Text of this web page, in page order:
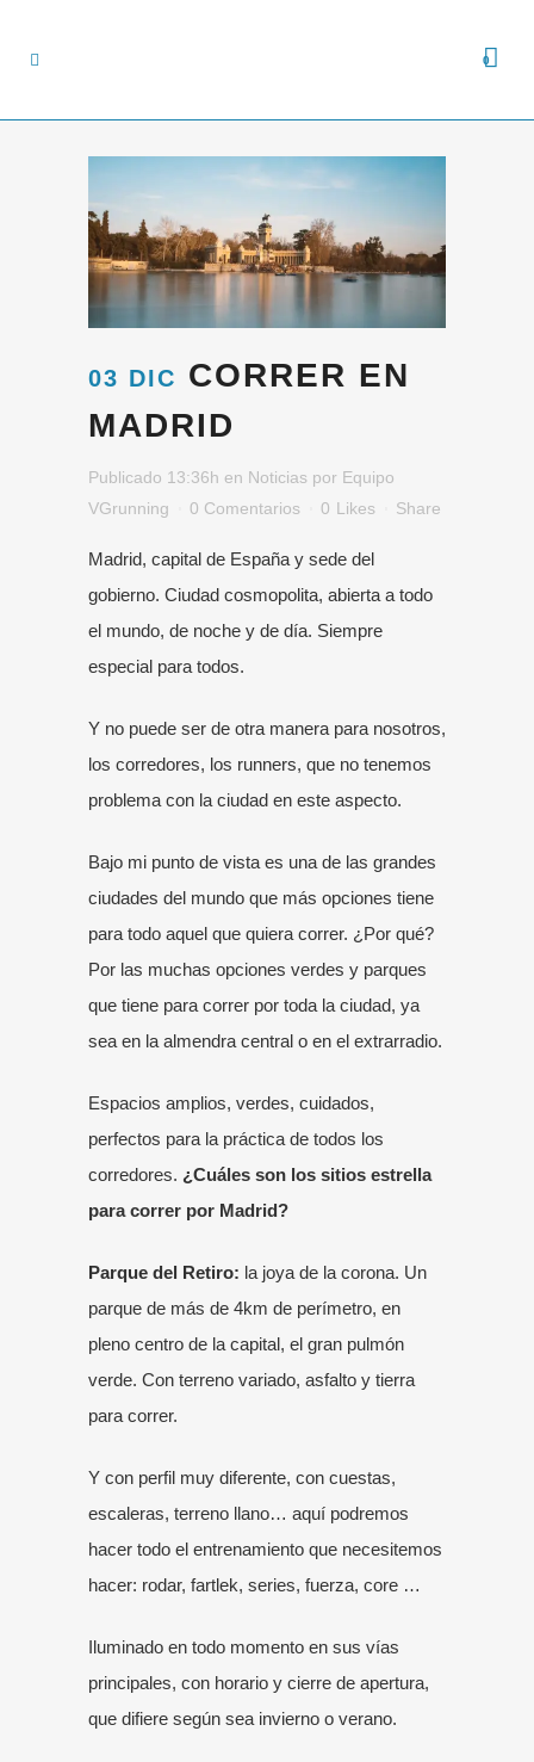
0
03 DIC CORRER EN
MADRID
Publicado 13:36h en Noticias por Equipo
VGrunning
0 Comentarios 0 Likes Share
Madrid, capital de España y sede del
gobierno. Ciudad cosmopolita, abierta a todo
el mundo, de noche y de día. Siempre
especial para todos.
Y no puede ser de otra manera para nosotros,
los corredores, los runners, que no tenemos
problema con la ciudad en este aspecto.
Bajo mi punto de vista es una de las grandes
ciudades del mundo que más opciones tiene
para todo aquel que quiera correr. ¿Por qué?
Por las muchas opciones verdes y parques
que tiene para correr por toda la ciudad, ya
sea en la almendra central o en el extrarradio.
Espacios amplios, verdes, cuidados,
perfectos para la práctica de todos los
corredores. ¿Cuáles son los sitios estrella
para correr por Madrid?
Parque del Retiro: la joya de la corona. Un
parque de más de 4km de perímetro, en
pleno centro de la capital, el gran pulmón
verde. Con terreno variado, asfalto y tierra
para correr.
Y con perfil muy diferente, con cuestas,
escaleras, terreno llano… aquí podremos
hacer todo el entrenamiento que necesitemos
hacer: rodar, fartlek, series, fuerza, core …
Iluminado en todo momento en sus vías
principales, con horario y cierre de apertura,
que difiere según sea invierno o verano.